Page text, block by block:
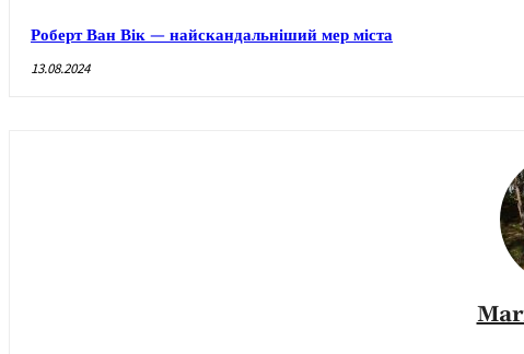
Роберт Ван Вік — найскандальніший мер міста
13.08.2024